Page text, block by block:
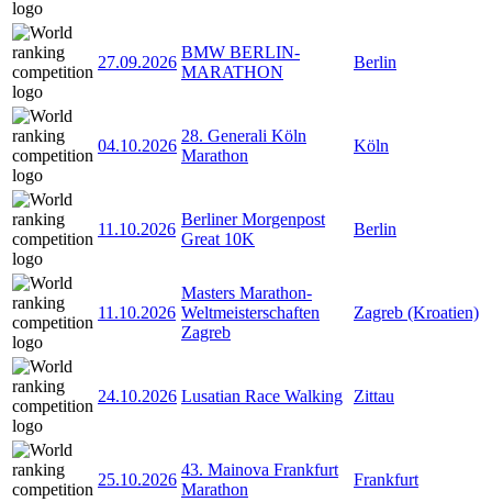
27.09.2026
BMW BERLIN-
MARATHON
Berlin
04.10.2026
28. Generali Köln
Marathon
Köln
11.10.2026
Berliner Morgenpost
Great 10K
Berlin
11.10.2026
Masters Marathon-
Weltmeisterschaften
Zagreb
Zagreb (Kroatien)
24.10.2026 Lusatian Race Walking Zittau
25.10.2026
43. Mainova Frankfurt
Marathon
Frankfurt